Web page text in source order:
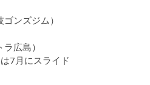
ンズジム）
広島）
7月にスライド